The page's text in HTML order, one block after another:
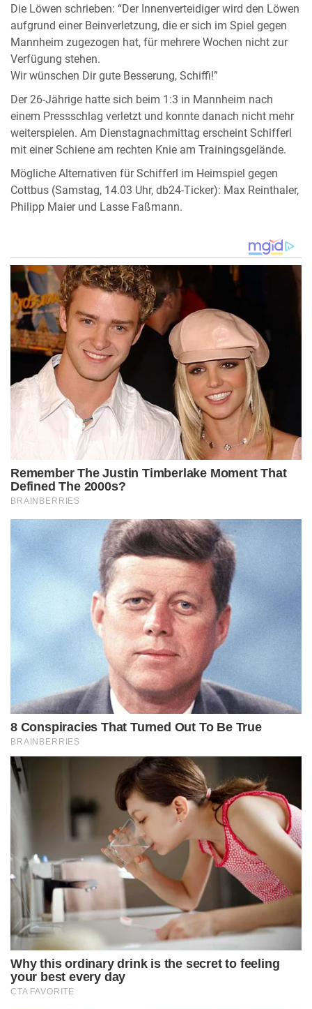
Die Löwen schrieben: “Der Innenverteidiger wird den Löwen
aufgrund einer Beinverletzung, die er sich im Spiel gegen
Mannheim zugezogen hat, für mehrere Wochen nicht zur
Verfügung stehen.
Wir wünschen Dir gute Besserung, Schiffi!”
Der 26-Jährige hatte sich beim 1:3 in Mannheim nach
einem Pressschlag verletzt und konnte danach nicht mehr
weiterspielen. Am Dienstagnachmittag erscheint Schifferl
mit einer Schiene am rechten Knie am Trainingsgelände.
Mögliche Alternativen für Schifferl im Heimspiel gegen
Cottbus (Samstag, 14.03 Uhr, db24-Ticker): Max Reinthaler,
Philipp Maier und Lasse Faßmann.